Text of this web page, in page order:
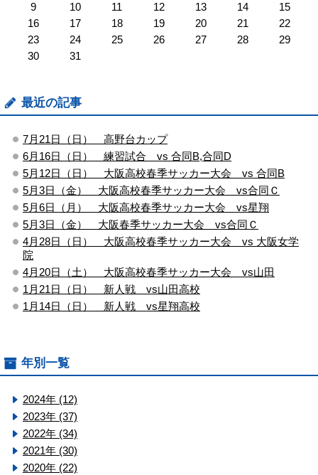
9
10 11 12 13 14
15
16
17 18 19 20 21
22
23
24 25 26 27 28
29
30
31
最近の記事
7月21日（日） 高野台カップ
6月16日（日） 練習試合 vs 合同B,合同D
5月12日（日） 大阪高校春季サッカー大会 vs 合同B
5月3日（金） 大阪高校春季サッカー大会 vs合同Ｃ
5月6日（月） 大阪高校春季サッカー大会 vs星翔
5月3日（金） 大阪春季サッカー大会 vs合同Ｃ
4月28日（日） 大阪高校春季サッカー大会 vs 大阪女学
院
4月20日（土） 大阪高校春季サッカー大会 vs山田
1月21日（日） 新人戦 vs山田高校
1月14日（日） 新人戦 vs星翔高校
年別一覧
2024年 (12)
2023年 (37)
2022年 (34)
2021年 (30)
2020年 (22)